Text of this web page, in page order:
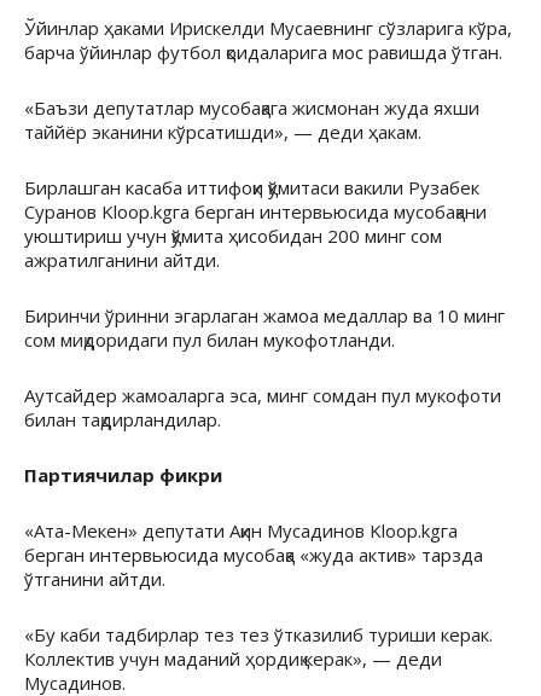
Ўйинлар ҳаками Ирискелди Мусаевнинг сўзларига кўра,
барча ўйинлар футбол қоидаларига мос равишда ўтган.
«Баъзи депутатлар мусобақага жисмонан жуда яхши
таййёр эканини кўрсатишди», — деди ҳакам.
Бирлашган касаба иттифоқи қўмитаси вакили Рузабек
Суранов Kloop.kgга берган интервьюсида мусобақани
уюштириш учун қўмита ҳисобидан 200 минг сом
ажратилганини айтди.
Биринчи ўринни эгарлаган жамоа медаллар ва 10 минг
сом миқдоридаги пул билан мукофотланди.
Аутсайдер жамоаларга эса, минг сомдан пул мукофоти
билан тақдирландилар.
Партиячилар фикри
«Ата-Мекен» депутати Ақин Мусадинов Kloop.kgга
берган интервьюсида мусобақа «жуда актив» тарзда
ўтганини айтди.
«Бу каби тадбирлар тез тез ўтказилиб туриши керак.
Коллектив учун маданий ҳордиқ керак», — деди
Мусадинов.